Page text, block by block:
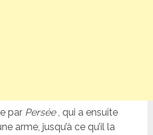
par Persée, qui a ensuite
arme, jusqu’à ce qu’il la